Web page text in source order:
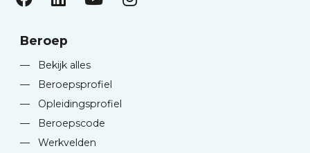
Beroep
—
Bekijk alles
—
Beroepsprofiel
—
Opleidingsprofiel
—
Beroepscode
—
Werkvelden